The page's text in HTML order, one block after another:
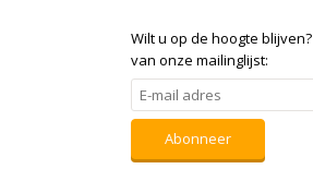
Wilt u op de hoogte blijven?
van onze mailinglijst:
Abonneer